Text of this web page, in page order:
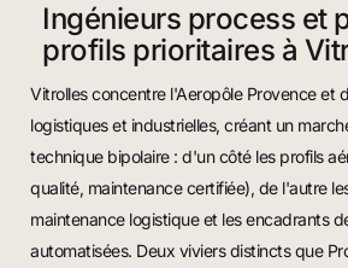
Ingénieurs process et
profils prioritaires à
Vitrolles concentre l'Aeropôle Provence et
logistiques et industrielles, créant un
technique bipolaire : d'un côté les profils
qualité, maintenance certifiée), de l'autre
maintenance logistique et les encadrants
automatisées. Deux viviers distincts que